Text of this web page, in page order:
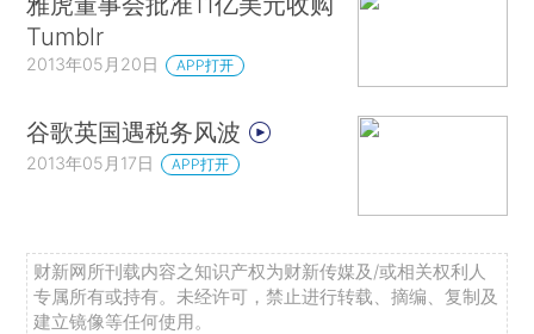
Tumblr
2013年05月20日 APP打开
谷歌英国遇税务风波
2013年05月17日 APP打开
财新网所刊载内容之知识产权为财新传媒及/或相关权利人
专属所有或持有。未经许可，禁止进行转载、摘编、复制及
建立镜像等任何使用。